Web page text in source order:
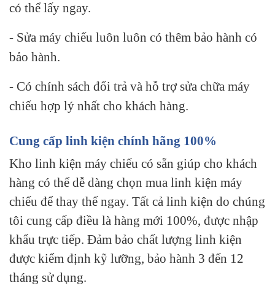
có thể lấy ngay.
- Sửa máy chiếu luôn luôn có thêm bảo hành có
bảo hành.
- Có chính sách đổi trả và hỗ trợ sửa chữa máy
chiếu hợp lý nhất cho khách hàng.
Cung cấp linh kiện chính hãng 100%
Kho linh kiện máy chiếu có sẵn giúp cho khách
hàng có thể dễ dàng chọn mua linh kiện máy
chiếu để thay thế ngay. Tất cả linh kiện do chúng
tôi cung cấp điều là hàng mới 100%, được nhập
khẩu trực tiếp. Đảm bảo chất lượng linh kiện
được kiểm định kỹ lưỡng, bảo hành 3 đến 12
tháng sử dụng.